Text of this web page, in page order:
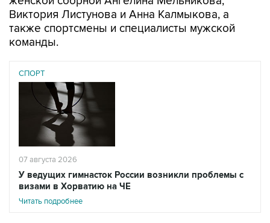
Виктория Листунова и Анна Калмыкова, а
также спортсмены и специалисты мужской
команды.
СПОРТ
07 августа 2026
У ведущих гимнасток России возникли проблемы с
визами в Хорватию на ЧЕ
Читать подробнее